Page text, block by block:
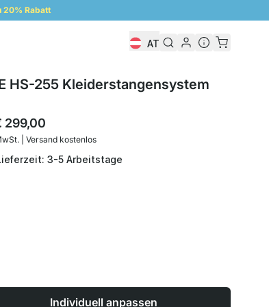
20% Rabatt
AT
HS-255 Kleiderstangensystem
299,00
| Versand kostenlos
3-5 Arbeitstage
Individuell anpassen